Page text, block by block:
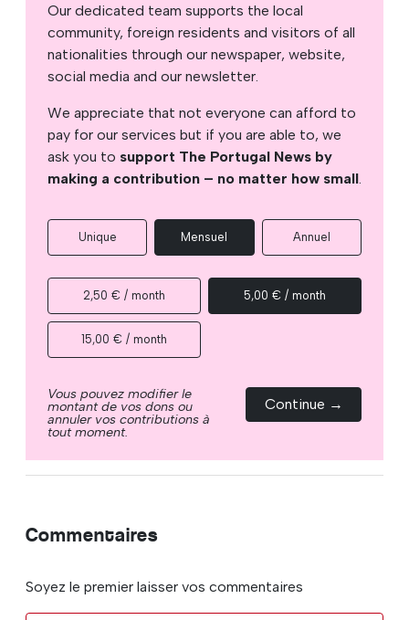
Our dedicated team supports the local
community, foreign residents and visitors of all
nationalities through our newspaper, website,
social media and our newsletter.
We appreciate that not everyone can afford to
pay for our services but if you are able to, we
ask you to support The Portugal News by
making a contribution – no matter how small.
Unique Mensuel Annuel
2,50 € / month 5,00 € / month
15,00 € / month
Vous pouvez modifier le
montant de vos dons ou
annuler vos contributions à
tout moment.
Continue →
Commentaires
Soyez le premier laisser vos commentaires